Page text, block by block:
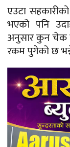
एउटा
भएको पनि
अनुसार कुन चेक
रकम पुगेको छ